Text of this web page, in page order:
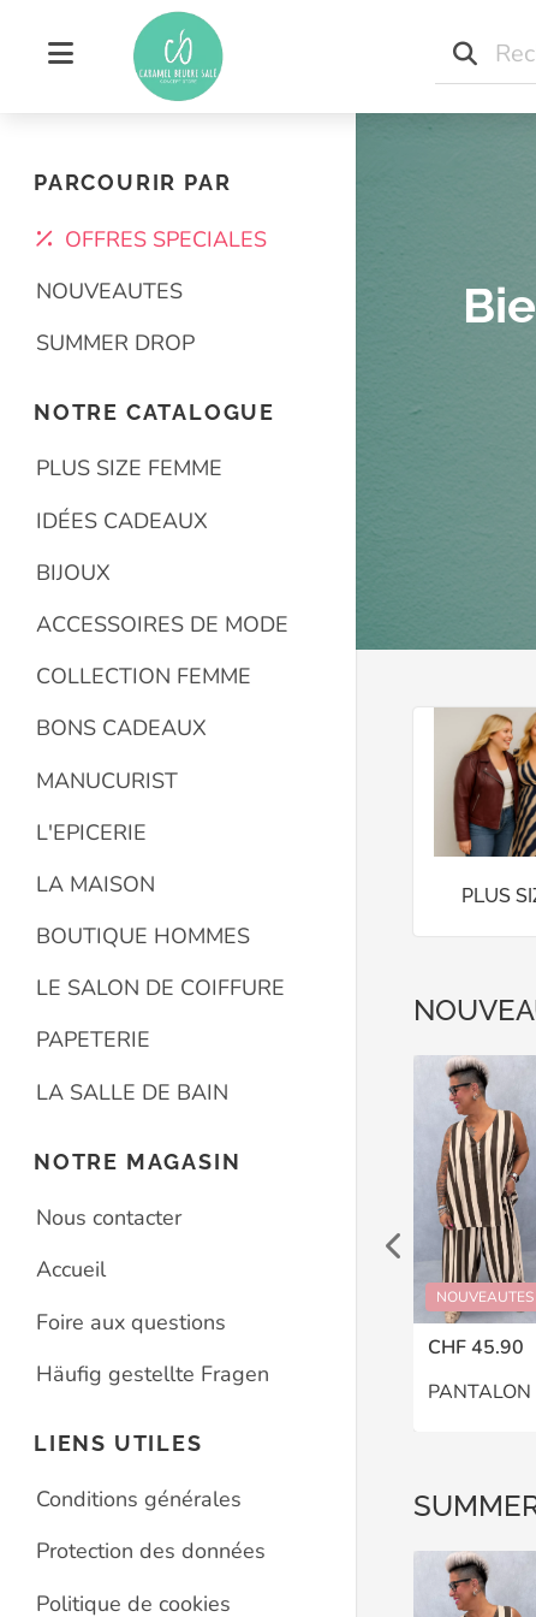
PARCOURIR PAR
OFFRES SPECIALES
NOUVEAUTES
SUMMER DROP
NOTRE CATALOGUE
PLUS SIZE FEMME
IDÉES CADEAUX
BIJOUX
ACCESSOIRES DE MODE
COLLECTION FEMME
BONS CADEAUX
MANUCURIST
L'EPICERIE
LA MAISON
BOUTIQUE HOMMES
LE SALON DE COIFFURE
PAPETERIE
LA SALLE DE BAIN
NOTRE MAGASIN
Nous contacter
Accueil
Foire aux questions
Häufig gestellte Fragen
LIENS UTILES
Conditions générales
Protection des données
Politique de cookies
Concept store
Concept store
PLUS
NOUVEAUTES
CHF 45.90